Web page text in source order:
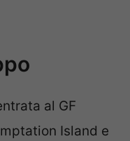
al GF
Island e